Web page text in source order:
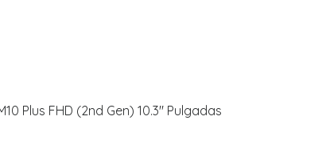
Plus FHD (2nd Gen) 10.3" Pulgadas